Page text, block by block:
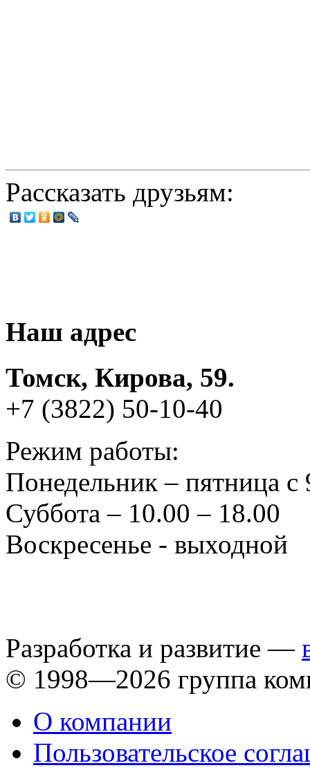
Рассказать друзьям:
Наш адрес
Томск, Кирова, 59.
+7 (3822) 50-10-40
Режим работы:
Понедельник – пятница с
Суббота – 10.00 – 18.00
Воскресенье - выходной
Разработка и развитие —
© 1998—2026 группа
О компании
Пользовательское